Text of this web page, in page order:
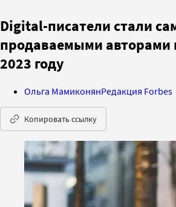
Digital-писатели стали
продаваемыми авторами
2023 году
Ольга МамиконянРедакция Forbes
Копировать ссылку